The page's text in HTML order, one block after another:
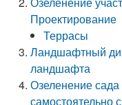
Проектирование
Террасы
Ландшафтный
ландшафта
Озеленение
самостоятельно